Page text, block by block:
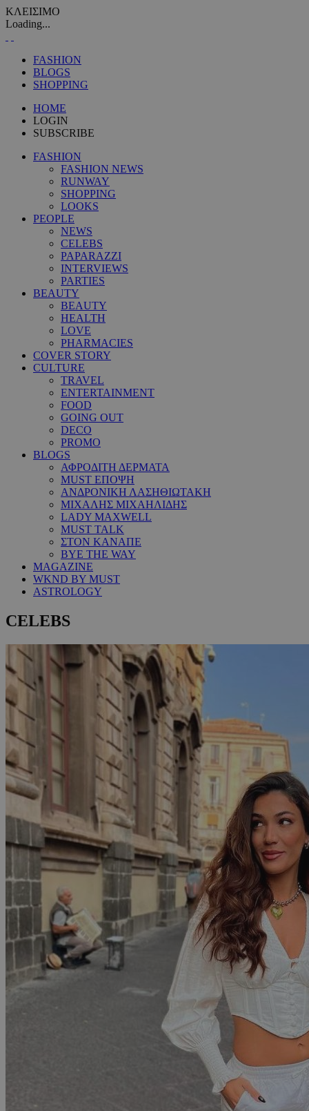
ΚΛΕΙΣΙΜΟ
Loading...
FASHION
BLOGS
SHOPPING
HOME
LOGIN
SUBSCRIBE
FASHION
FASHION NEWS
RUNWAY
SHOPPING
LOOKS
PEOPLE
NEWS
CELEBS
PAPARAZZI
INTERVIEWS
PARTIES
BEAUTY
BEAUTY
HEALTH
LOVE
PHARMACIES
COVER STORY
CULTURE
TRAVEL
ENTERTAINMENT
FOOD
GOING OUT
DECO
PROMO
BLOGS
ΑΦΡΟΔΙΤΗ ΔΕΡΜΑΤΑ
MUST ΕΠΟΨΗ
ΑΝΔΡΟΝΙΚΗ ΛΑΣΗΘΙΩΤΑΚΗ
ΜΙΧΑΛΗΣ ΜΙΧΑΗΛΙΔΗΣ
LADY MAXWELL
MUST TALK
ΣΤΟΝ ΚΑΝΑΠΕ
BYE THE WAY
MAGAZINE
WKND BY MUST
ASTROLOGY
CELEBS